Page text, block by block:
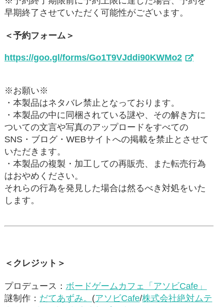
早期終了させていただく可能性がございます。
＜予約フォーム＞
https://goo.gl/forms/Go1T9VJddi90KWMo2
※お願い※
・本製品はネタバレ禁止となっております。
・本製品の中に同梱されている謎や、その解き方に
ついての文言や写真のアップロードをすべての
SNS・ブログ・WEBサイトへの掲載を禁止とさせて
いただきます。
・本製品の複製・加工しての再販売、また転売行為
はおやめください。
それらの行為を発見した場合は然るべき対処をいた
します。
＜クレジット＞
プロデュース：ボードゲームカフェ「アソビCafe」
謎制作： だてあずみ。 (アソビCafe/株式会社絶対ムテ